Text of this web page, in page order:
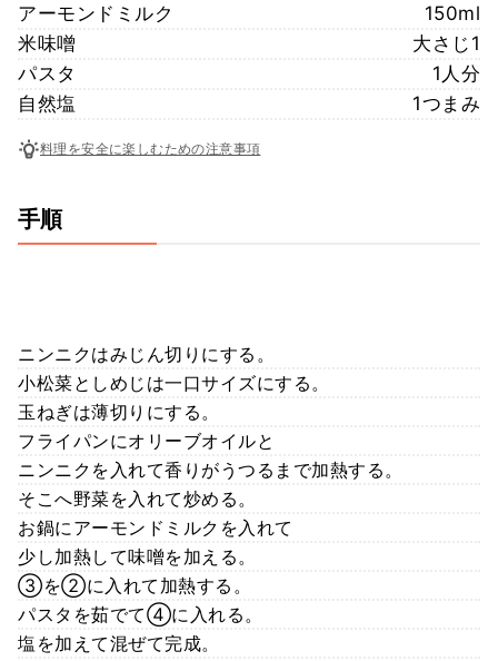
アーモンドミルク
150ml
米味噌
大さじ1
パスタ
1人分
自然塩
1つまみ
料理を安全に楽しむための注意事項
手順
ニンニクはみじん切りにする。
小松菜としめじは一口サイズにする。
玉ねぎは薄切りにする。
フライパンにオリーブオイルと
ニンニクを入れて香りがうつるまで加熱する。
そこへ野菜を入れて炒める。
お鍋にアーモンドミルクを入れて
少し加熱して味噌を加える。
③を②に入れて加熱する。
パスタを茹でて④に入れる。
塩を加えて混ぜて完成。